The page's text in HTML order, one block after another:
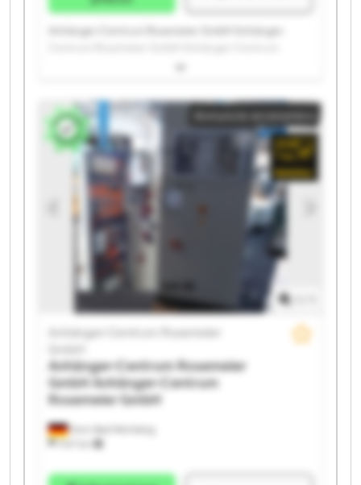
Anhänger-Centrum Rosemeier GmbH Anhänger-
Rosemeier GmbH Anhänger-Centrum Rosemeier
Anhänger-Centrum Rosemeier GmbH Anhänger-
Centrum Rosemeier GmbH Anhänger-Centrum
Rosemeier GmbH Anhänger-Centrum Rosemeier
GmbH Anhänger-Centrum Rosemeier GmbH
Anhänger-Centrum Rosemeier GmbH Anhänger-
Centrum Rosemeier GmbH Anhänger-Centrum
Rosemeier GmbH Anhänger-Centrum Rosemeier
GmbH Anhänger-Centrum Rosemeier GmbH
Anhänger-Centrum Rosemeier GmbH Anhänger-
Centrum Rosemeier GmbH Anhänger-Centrum
Rosemeier GmbH Anhänger-Centrum Rosemeier
GmbH Anhänger-Centrum Rosemeier GmbH
Annuncio economico
Horn-Bad Meinberg
1.147 km
Anhänger-Centrum Rosemeier
Anhänger-Centrum Rosemeier
GmbH Anhänger-Centrum
Rosemeier GmbH